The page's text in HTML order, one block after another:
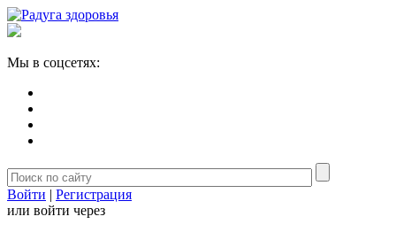
Мы в соцсетях:
Войти | Регистрация
или войти через